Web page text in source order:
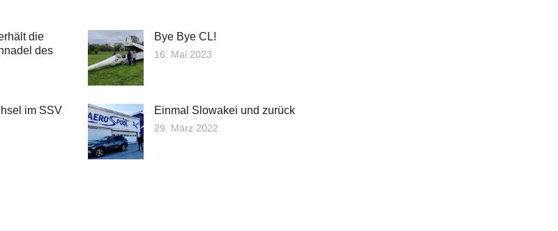
die
des
Bye Bye CL!
16. Mai 2023
im SSV Einmal Slowakei und zurück
29. März 2022